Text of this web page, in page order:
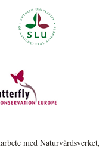
med Naturvårdsverket,